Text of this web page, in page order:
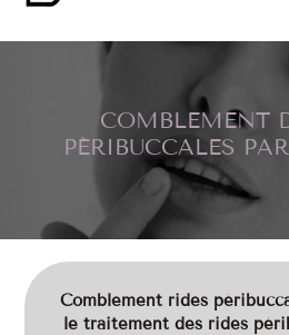
COMBLEMENT
PÉRIBUCCALES
Comblement rides
le traitement des rides